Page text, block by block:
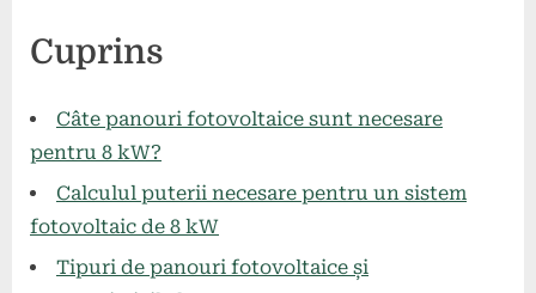
on
mai
comentariu la
panouri
sunt
necesare
pentru
kW?
Cuprins
Câte panouri fotovoltaice sunt necesare
pentru 8 kW?
Calculul puterii necesare pentru un sistem
fotovoltaic de 8 kW
Tipuri de panouri fotovoltaice și